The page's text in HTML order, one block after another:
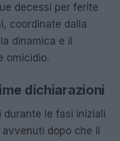
decessi per ferite
coordinate dalla
dinamica e il
omicidio.
dichiarazioni
le fasi iniziali
dopo che il